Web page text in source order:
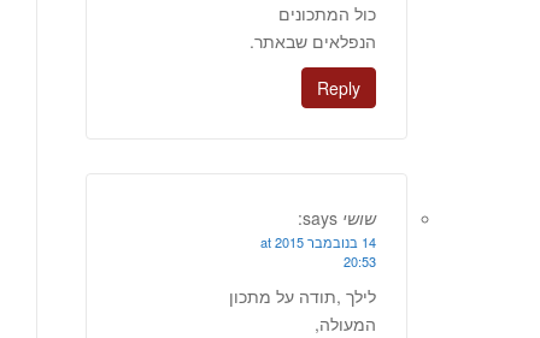
כול המתכונים
הנפלאים שבאתר.
Reply
שושי says:
14 בנובמבר 2015 at
20:53
לילך ,תודה על מתכון
המעולה,